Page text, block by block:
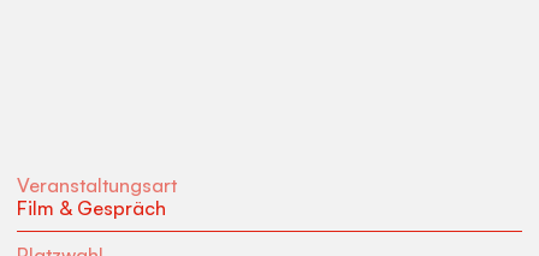
Veranstaltungsart
Film & Gespräch